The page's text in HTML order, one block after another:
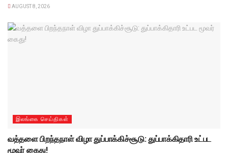
AUGUST 8, 2026
இலங்கை செய்திகள்
வத்தளை பிறந்தநாள் விழா துப்பாக்கிச்சூடு: துப்பாக்கிதாரி உட்பட
மூவர் கைது!